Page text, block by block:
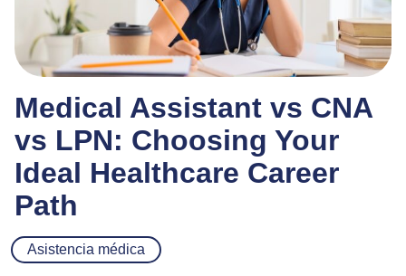
Medical Assistant vs CNA
vs LPN: Choosing Your
Ideal Healthcare Career
Path
Asistencia médica